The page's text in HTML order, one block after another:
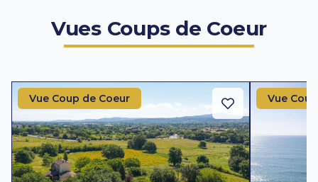
Vues Coups de Coeur
Vue Coup de Coeur Vue